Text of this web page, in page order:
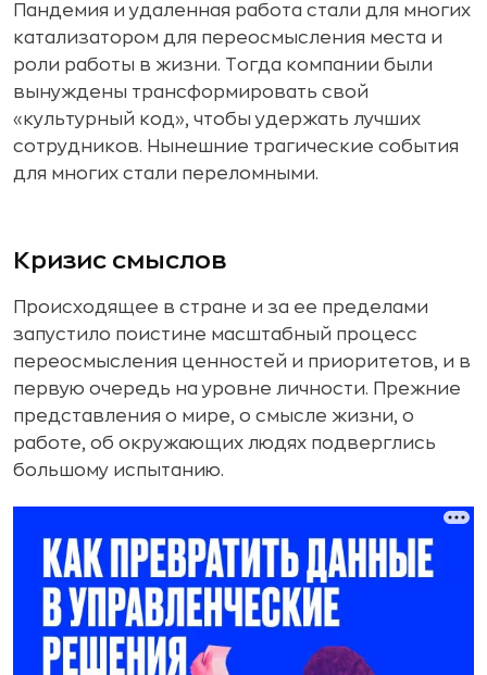
Пандемия и удаленная работа стали для многих
катализатором для переосмысления места и
роли работы в жизни. Тогда компании были
вынуждены трансформировать свой
«культурный код», чтобы удержать лучших
сотрудников. Нынешние трагические события
для многих стали переломными.
Кризис смыслов
Происходящее в стране и за ее пределами
запустило поистине масштабный процесс
переосмысления ценностей и приоритетов, и в
первую очередь на уровне личности. Прежние
представления о мире, о смысле жизни, о
работе, об окружающих людях подверглись
большому испытанию.